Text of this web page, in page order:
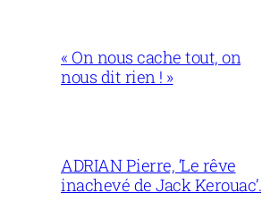
« On nous cache tout, on
nous dit rien ! »
ADRIAN Pierre, ‘Le rêve
inachevé de Jack Kerouac’.